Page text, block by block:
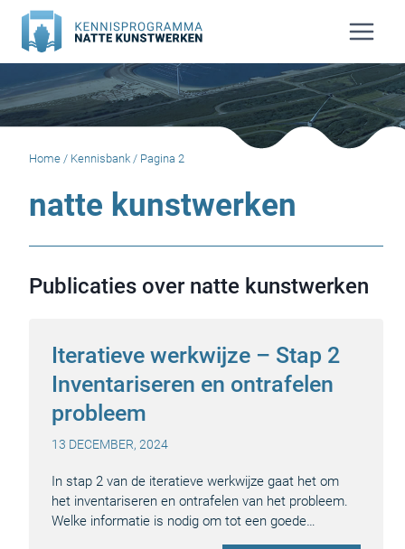
Doorgaan
naar
inhoud
Home / Kennisbank / Pagina 2
natte kunstwerken
Publicaties over natte kunstwerken
Iteratieve werkwijze – Stap 2
Inventariseren en ontrafelen
probleem
13 DECEMBER, 2024
In stap 2 van de iteratieve werkwijze gaat het om
het inventariseren en ontrafelen van het probleem.
Welke informatie is nodig om tot een goede…